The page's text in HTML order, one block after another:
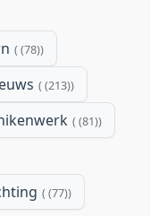
(78)
(213)
(81)
(77)